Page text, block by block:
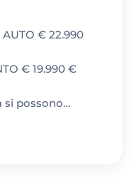
AUTO € 22.990
€ 19.990 €
si possono…